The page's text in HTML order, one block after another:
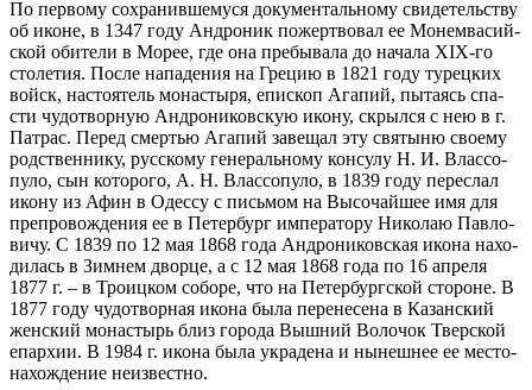
По пер­во­му со­хра­нив­ше­му­ся до­ку­мен­таль­но­му сви­де­тель­ству
об иконе, в 1347 го­ду Ан­д­ро­ник по­жерт­во­вал ее Мо­нем­ва­сий­
ской оби­те­ли в Мо­рее, где она пре­бы­ва­ла до на­ча­ла XIX-го
сто­ле­тия. По­сле на­па­де­ния на Гре­цию в 1821 го­ду ту­рец­ких
войск, на­сто­я­тель мо­на­сты­ря, епи­скоп Ага­пий, пы­та­ясь спа­
сти чу­до­твор­ную Ан­д­ро­ни­ков­скую ико­ну, скрыл­ся с нею в г.
Патрас. Пе­ред смер­тью Ага­пий за­ве­щал эту свя­ты­ню сво­е­му
род­ствен­ни­ку, рус­ско­му ге­не­раль­но­му кон­су­лу Н. И. Влас­со­
пу­ло, сын ко­то­ро­го, А. Н. Влас­со­пу­ло, в 1839 го­ду пе­ре­слал
ико­ну из Афин в Одес­су с пись­мом на Вы­со­чай­шее имя для
пре­про­вож­де­ния ее в Пе­тер­бург им­пе­ра­то­ру Ни­ко­лаю Пав­ло­
ви­чу. С 1839 по 12 мая 1868 го­да Ан­д­ро­ни­ков­ская ико­на на­хо­
ди­лась в Зим­нем двор­це, а с 12 мая 1868 го­да по 16 ап­ре­ля
1877 г. – в Тро­иц­ком со­бо­ре, что на Пе­тер­бург­ской сто­роне. В
1877 го­ду чу­до­твор­ная ико­на бы­ла пе­ре­не­се­на в Ка­зан­ский
жен­ский мо­на­стырь близ го­ро­да Выш­ний Во­ло­чок Твер­ской
епар­хии. В 1984 г. ико­на бы­ла укра­де­на и ны­неш­нее ее ме­сто­
на­хож­де­ние неиз­вест­но.